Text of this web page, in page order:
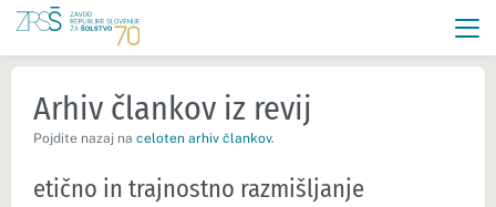
Arhiv člankov iz revij
Pojdite nazaj na celoten arhiv člankov.
etično in trajnostno razmišljanje